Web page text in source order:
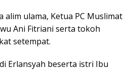
alim ulama, Ketua PC Muslimat
Ani Fitriani serta tokoh
setempat.
Erlansyah beserta istri Ibu